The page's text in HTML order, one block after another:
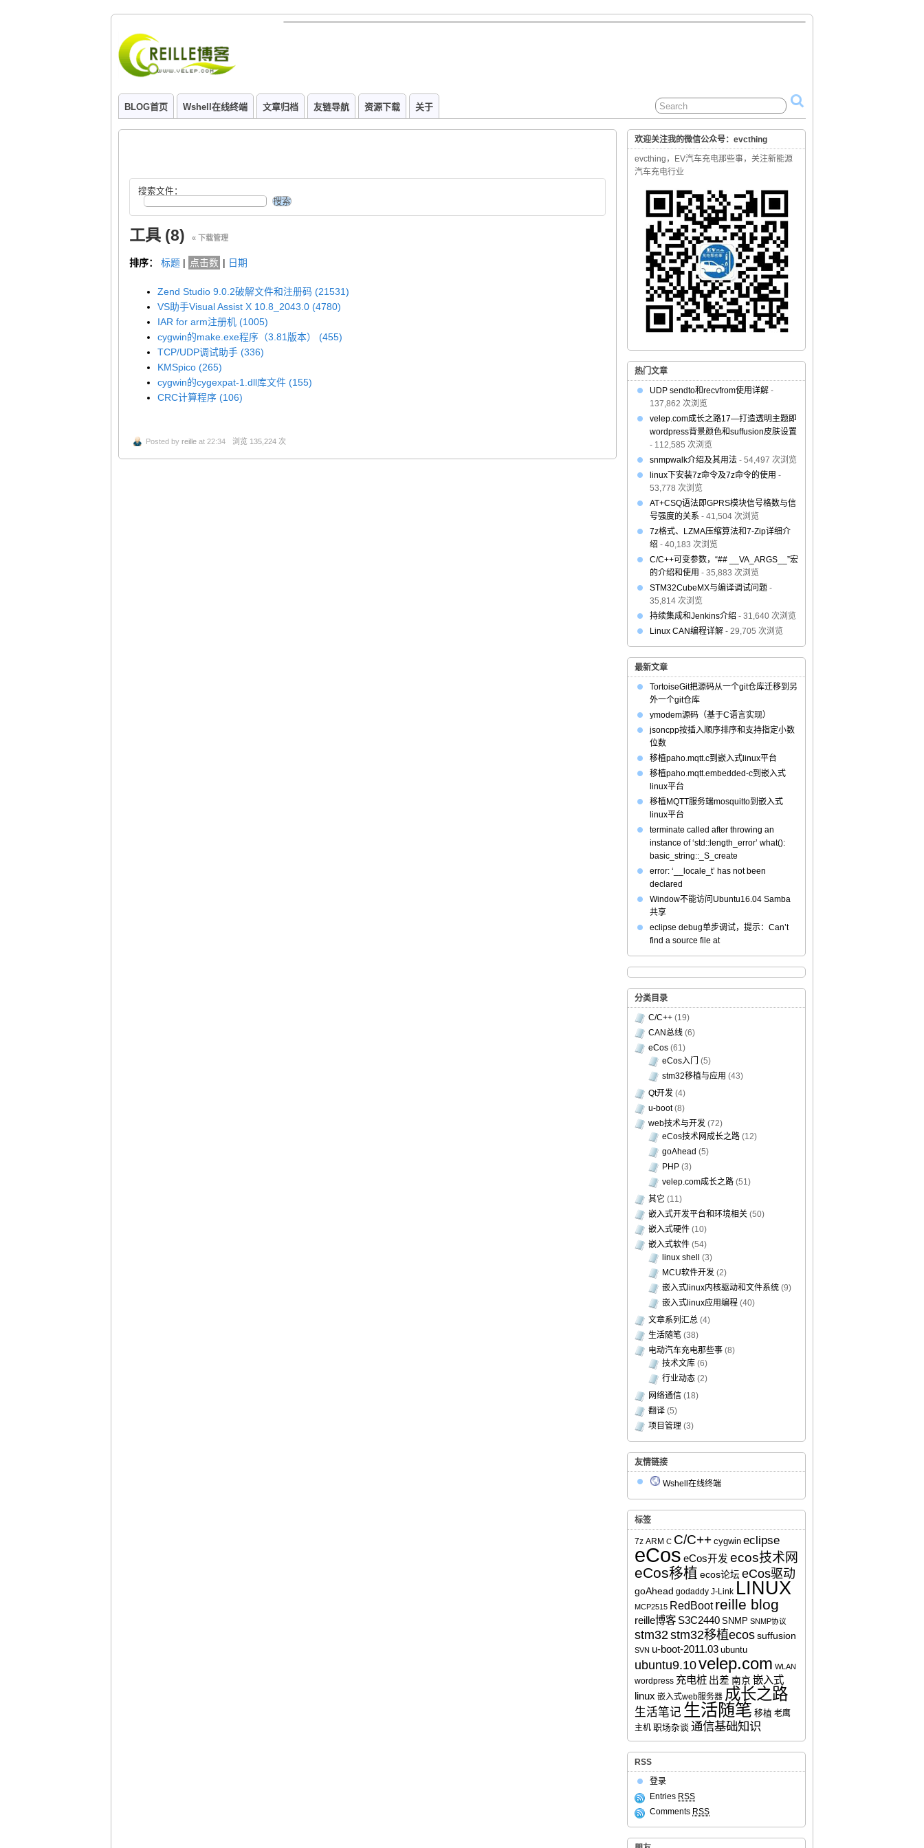
BLOG首页 Wshell在线终端 文章归档 友链导航 资源下载 关于
搜索文件：
工具 (8) « 下载管理
排序： 标题 | 点击数 | 日期
Zend Studio 9.0.2破解文件和注册码 (21531)
VS助手Visual Assist X 10.8_2043.0 (4780)
IAR for arm注册机 (1005)
cygwin的make.exe程序（3.81版本） (455)
TCP/UDP调试助手 (336)
KMSpico (265)
cygwin的cygexpat-1.dll库文件 (155)
CRC计算程序 (106)
Posted by reille at 22:34 浏览 135,224 次
欢迎关注我的微信公众号：evcthing
evcthing，EV汽车充电那些事，关注新能源
汽车充电行业
热门文章
UDP sendto和recvfrom使用详解 -
137,862 次浏览
velep.com成长之路17—打造透明主题即
wordpress背景颜色和suffusion皮肤设置
- 112,585 次浏览
snmpwalk介绍及其用法 - 54,497 次浏览
linux下安装7z命令及7z命令的使用 -
53,778 次浏览
AT+CSQ语法即GPRS模块信号格数与信
号强度的关系 - 41,504 次浏览
7z格式、LZMA压缩算法和7-Zip详细介
绍 - 40,183 次浏览
C/C++可变参数，“## __VA_ARGS__”宏
的介绍和使用 - 35,883 次浏览
STM32CubeMX与编译调试问题 -
35,814 次浏览
持续集成和Jenkins介绍 - 31,640 次浏览
Linux CAN编程详解 - 29,705 次浏览
最新文章
TortoiseGit把源码从一个git仓库迁移到另
外一个git仓库
ymodem源码（基于C语言实现）
jsoncpp按插入顺序排序和支持指定小数
位数
移植paho.mqtt.c到嵌入式linux平台
移植paho.mqtt.embedded-c到嵌入式
linux平台
移植MQTT服务端mosquitto到嵌入式
linux平台
terminate called after throwing an
instance of ‘std::length_error’ what():
basic_string::_S_create
error: ‘__locale_t’ has not been
declared
Window不能访问Ubuntu16.04 Samba
共享
eclipse debug单步调试，提示：Can’t
find a source file at
分类目录
C/C++ (19)
CAN总线 (6)
eCos (61)
eCos入门
(5)
stm32移植与应用 (43)
Qt开发 (4)
u-boot(8)
web技术与开发 (72)
eCos技术网成长之路 (12)
goAhead (5)
PHP (3)
velep.com成长之路 (51)
其它 (11)
嵌入式开发平台和环境相关 (50)
嵌入式硬件 (10)
嵌入式软件 (54)
linux shell
(3)
MCU软件开发 (2)
嵌入式linux内核驱动和文件系统 (9)
嵌入式linux应用编程 (40)
文章系列汇总 (4)
生活随笔 (38)
电动汽车充电那些事 (8)
技术文库 (6)
行业动态 (2)
网络通信 (18)
翻译 (5)
项目管理 (3)
友情链接
Wshell在线终端
标签
7z ARM C C/C++ cygwin eclipse
eCos eCos开发 ecos技术网
eCos移植 ecos论坛 eCos驱动
goAhead godaddy J-Link LINUX
MCP2515 RedBoot reille blog
reille博客 S3C2440 SNMP SNMP协议
stm32stm32移植ecos suffusion
SVN u-boot-2011.03 ubuntu
ubuntu9.10velep.com WLAN
wordpress 充电桩 出差 南京 嵌入式
linux 嵌入式web服务器 成长之路
生活笔记 生活随笔 移植 老鹰
主机 职场杂谈 通信基础知识
RSS
登录
Entries RSS
Comments RSS